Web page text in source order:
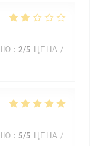
: 2/5 ЦЕНА /
: 5/5 ЦЕНА /